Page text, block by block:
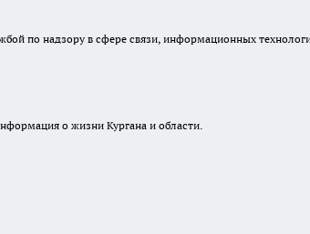
по надзору в сфере связи, информационных
о жизни Кургана и области.